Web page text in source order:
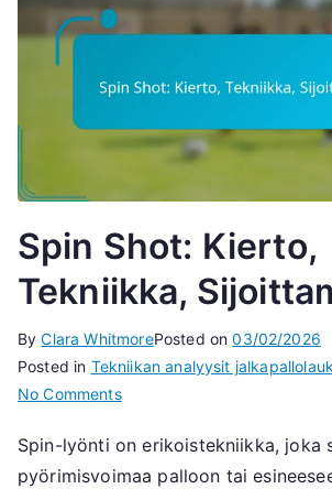
Spin Shot: Kierto,
Tekniikka,
ByClara WhitmorePosted on03/02/2026
Posted in Tekniikan analyysit
No Commentson
Shot:
Kierto,
Spin-lyönti on erikoistekniikka, joka
pyörimisvoimaa palloon tai